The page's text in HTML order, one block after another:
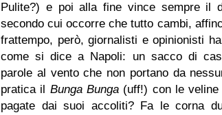
Pulite?) e poi alla fine vince sempre il
secondo cui occorre che tutto cambi,
frattempo, però, giornalisti e opinionisti
come si dice a Napoli: un sacco di
parole al vento che non portano da
pratica il Bunga Bunga (uff!) con le
pagate dai suoi accoliti? Fa le corna